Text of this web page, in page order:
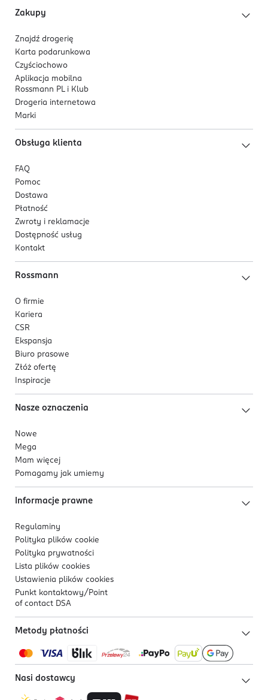
Zakupy
Znajdź drogerię
Karta podarunkowa
Czyściochowo
Aplikacja mobilna
Rossmann PL i Klub
Drogeria internetowa
Marki
Obsługa klienta
FAQ
Pomoc
Dostawa
Płatność
Zwroty i reklamacje
Dostępność usług
Kontakt
Rossmann
O firmie
Kariera
CSR
Ekspansja
Biuro prasowe
Złóż ofertę
Inspiracje
Nasze oznaczenia
Nowe
Mega
Mam więcej
Pomagamy jak umiemy
Informacje prawne
Regulaminy
Polityka plików cookie
Polityka prywatności
Lista plików cookies
Ustawienia plików cookies
Punkt kontaktowy/ Point
of contact DSA
Metody płatności
Nasi dostawcy